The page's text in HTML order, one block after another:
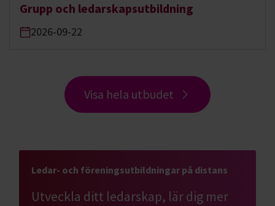
Grupp och ledarskapsutbildning
2026-09-22
Visa hela utbudet
Ledar- och föreningsutbildningar på distans
Utveckla ditt ledarskap, lär dig mer